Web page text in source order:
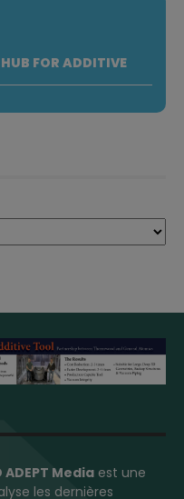
FOR ADDITIVE
ADEPT Media est une
les dernières